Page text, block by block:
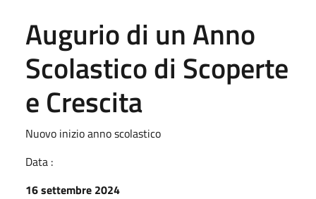
Augurio di un Anno
Scolastico di Scoperte
e Crescita
Nuovo inizio anno scolastico
Data :
16 settembre 2024